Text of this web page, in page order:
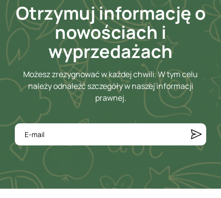
Otrzymuj informację o
nowościach i
wyprzedażach
Możesz zrezygnować w każdej chwili. W tym celu
należy odnaleźć szczegóły w naszej informacji
prawnej.